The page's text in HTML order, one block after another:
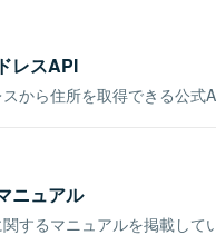
レスAPI
から住所を取得できる公式
ニュアル
するマニュアルを掲載して